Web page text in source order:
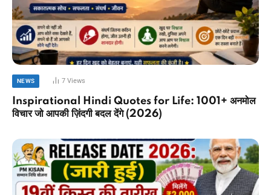
NEWS 7Views
Inspirational Hindi Quotes for Life: 1001+ अनमोल
विचार जो आपकी ज़िंदगी बदल देंगे (2026)